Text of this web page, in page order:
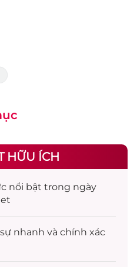
HỮU ÍCH
nổi bật trong ngày
nhanh và chính xác